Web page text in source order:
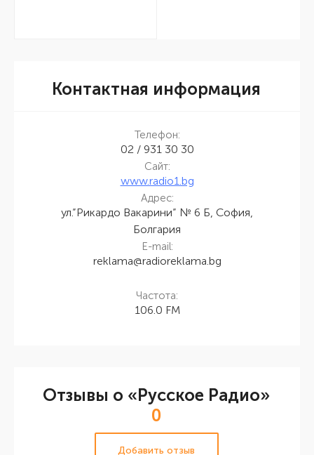
Контактная информация
Телефон:
02 / 931 30 30
Сайт:
www.radio1.bg
Адрес:
ул.”Рикардо Вакарини” № 6 Б, София,
Болгария
E-mail:
reklama@radioreklama.bg
Частота:
106.0 FM
Отзывы о «Русское Радио»
0
Добавить отзыв